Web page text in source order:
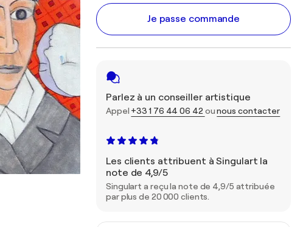
Je passe commande
Parlez à un conseiller artistique
Appel +33 1 76 44 06 42 ounous contacter
Les clients attribuent à Singulart la
note de 4,9/5
Singulart a reçu la note de 4,9/5 attribuée
par plus de 20 000 clients.